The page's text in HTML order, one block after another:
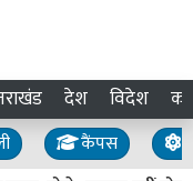
देश विदेश
कैंपस